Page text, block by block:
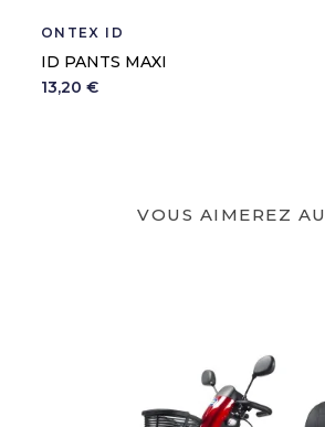
ONTEX ID
ID PANTS MAXI
13,20 €
VOUS AIMEREZ